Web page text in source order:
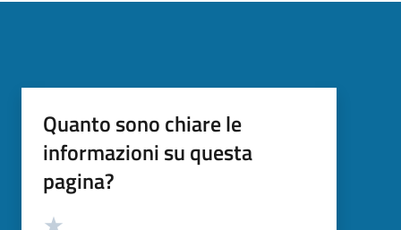
Quanto sono chiare le
informazioni su questa
pagina?
Valutazione